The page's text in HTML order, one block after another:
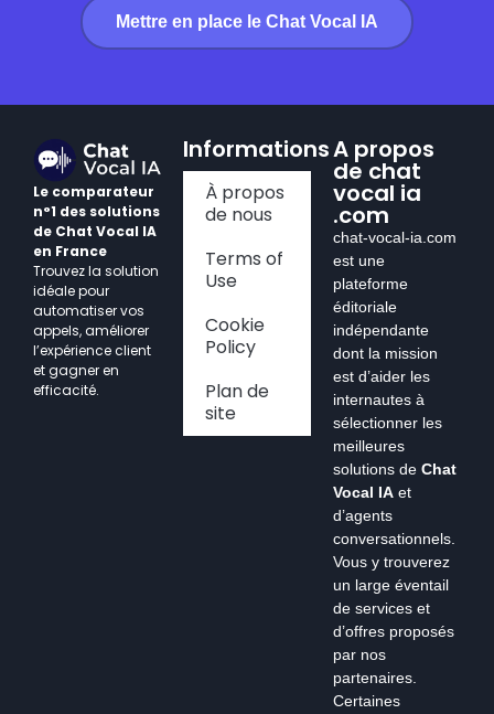
Mettre en place le Chat Vocal IA
Le comparateur
n°1 des solutions
de Chat Vocal IA
en France
Trouvez la solution
idéale pour
automatiser vos
appels, améliorer
l’expérience client
et gagner en
efficacité.
Informations
À propos
de nous
Terms of
Use
Cookie
Policy
Plan de
site
A propos
de chat
vocal ia
.com
chat-vocal-ia.com
est une
plateforme
éditoriale
indépendante
dont la mission
est d’aider les
internautes à
sélectionner les
meilleures
solutions de Chat
Vocal IA et
d’agents
conversationnels.
Vous y trouverez
un large éventail
de services et
d’offres proposés
par nos
partenaires.
Certaines